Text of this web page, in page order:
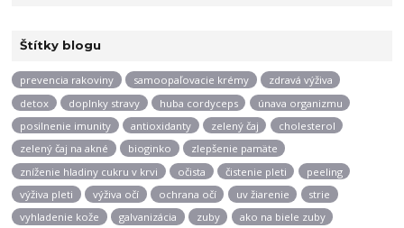
Štítky blogu
prevencia rakoviny samoopaľovacie krémy
zdravá výživa
detox
doplnky stravy huba cordyceps
únava organizmu
posilnenie imunity
antioxidanty zelený čaj
cholesterol
zelený čaj na akné
bioginko
zlepšenie pamäte
zníženie hladiny cukru v krvi
očista čistenie pleti
peeling
výživa pleti
výživa očí ochrana očí uv žiarenie
strie
vyhladenie kože
galvanizácia zuby
ako na biele zuby